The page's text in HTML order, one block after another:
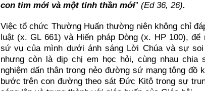
con tim mới và một tinh thần mới” (Ed 36, 26).
Việc tổ chức Thường Huấn thường niên không chỉ
luật (x. GL 661) và Hiến pháp Dòng (x. HP 100),
sứ vụ của mình dưới ánh sáng Lời Chúa và sự soi
nhưng còn là dịp chị em học hỏi, cùng nhau chia
nghiệm dấn thân trong nẻo đường sứ mạng tông đồ
bước trên con đường theo sát Đức Kitô trong sự